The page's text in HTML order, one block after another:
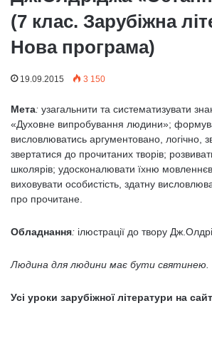
(7 клас. Зарубіжна
Нова програма)
19.09.2015 3 150
Мета: узагальнити та систематизувати
«Духовне випробування людини»;
висловлюватись аргументовано, логічно,
звертатися до прочитаних творів;
школярів; удосконалювати їхню
виховувати особистість, здатну
про прочитане.
Обладнання: ілюстрації до твору
Людина для людини має бути святинею.
Усі уроки зарубіжної літератури на